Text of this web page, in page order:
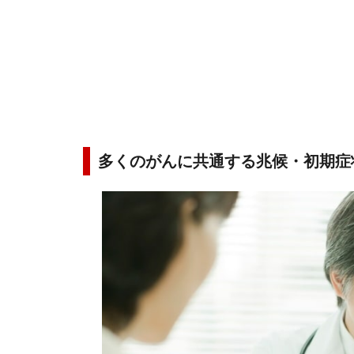
多くのがんに共通する兆候・初期症